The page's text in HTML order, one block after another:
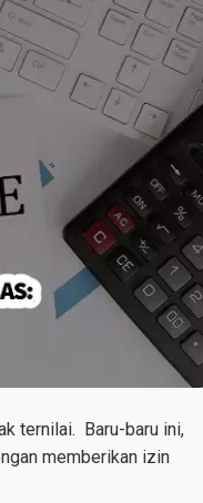
ternilai. Baru-baru ini,
memberikan izin